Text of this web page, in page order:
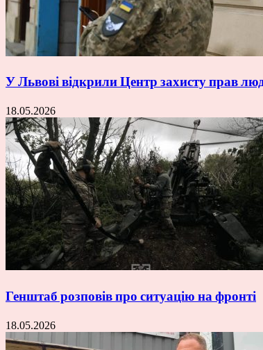
У Львові відкрили Центр захисту прав
18.05.2026
Генштаб розповів про ситуацію на фронті
18.05.2026